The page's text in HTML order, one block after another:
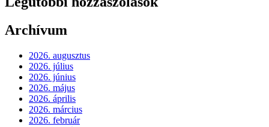
Archívum
2026. augusztus
2026. július
2026. június
2026. május
2026. április
2026. március
2026. február